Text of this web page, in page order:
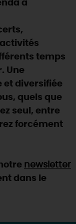
🐎
Faïencerie de
Baludik 🕵️
🎉
en 2026
le Loiret !
au fil de l'eau"
à
temps
Une
et diversifiée
quels que
seul, entre
forcément
newsletter
dans le